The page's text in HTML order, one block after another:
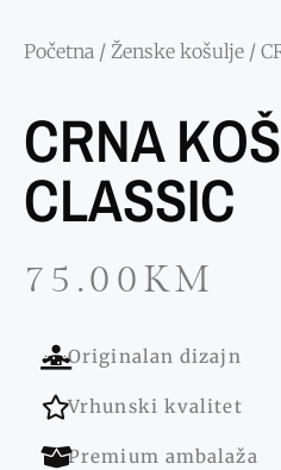
Početna / Ženske košulje /
CRNA
CLASSIC
75.00KM
Originalan dizajn
Vrhunski kvalitet
Premium ambalaža